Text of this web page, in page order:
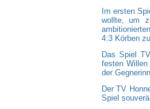
Im ersten
wollte, um
4:3 Körben
Das Spiel
festen
der
Der TV
Spiel